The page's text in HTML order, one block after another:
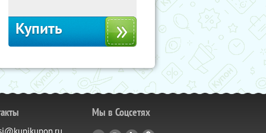
Купить
Мы в Соцсетях